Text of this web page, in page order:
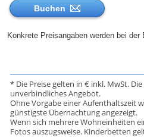
Buchen
Konkrete Preisangaben werden bei der
* Die Preise gelten in € inkl. MwSt.
unverbindliches Angebot.
Ohne Vorgabe einer Aufenthaltszeit
günstigste Übernachtung angezeigt.
Wenn sich mehrere Wohneinheiten
Fotos auszugsweise. Kinderbetten